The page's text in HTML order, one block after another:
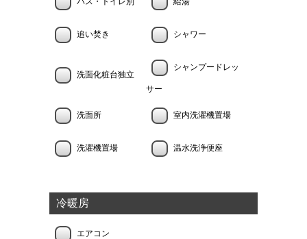
追い焚き シャワー
洗面化粧台独立
シャンプードレッ
サー
洗面所 室内洗濯機置場
洗濯機置場 温水洗浄便座
冷暖房
エアコン